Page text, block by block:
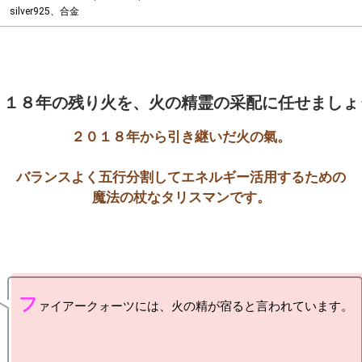
silver925、合金
８年の残り火を、火の精霊の采配に任せまし
２０１８年から引き継いだ火の氣。
バランスよく五行分割してエネルギー活用するための
魔法の杖なタリスマンです。
フ ァイアークォーツには、火の精が宿ると言われています。